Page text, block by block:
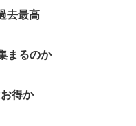
去最高
まるのか
得か